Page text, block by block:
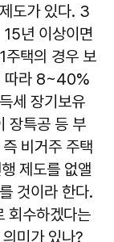
도가 있다. 3
년 이상이면
택의 경우 보
따라 8~40%
세 장기보유
장특공 등 부
비거주 주택
제도를 없앨
것이라 한다.
회수하겠다는
미가 있나?